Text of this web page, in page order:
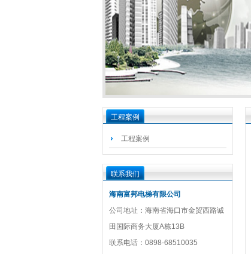
工程案例
工程案例
联系我们
海南富邦电梯有限公司
公司地址：海南省海口市金贸西路诚
田国际商务大厦A栋13B
联系电话：0898-68510035